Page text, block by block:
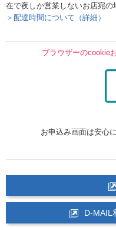
在で夜しか営業しないお店宛の
＞配達時間について（詳細）
ブラウザーのcookie
お申込み画面は安心
D-MAIL